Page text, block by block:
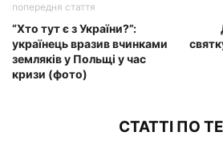
попередня стаття
“Хто тут є з України?”:
українець вразив вчинками
земляків у Польщі у час
кризи (фото)
СТАТТІ ПО